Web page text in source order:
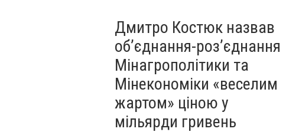
Дмитро Костюк назвав
об’єднання-роз’єднання
Мінагрополітики та
Мінекономіки «веселим
жартом» ціною у
мільярди гривень